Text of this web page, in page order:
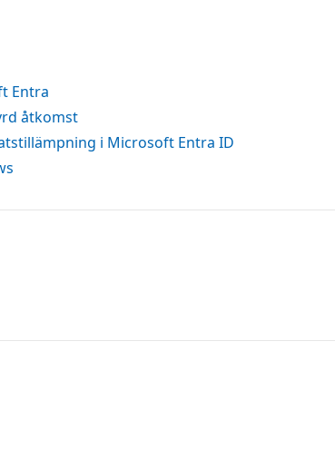
Entra
åtkomst
i Microsoft Entra ID